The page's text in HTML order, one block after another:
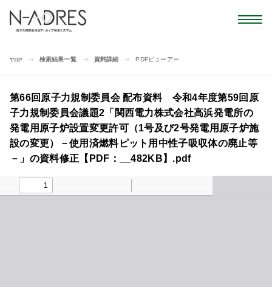
TOP 検索結果一覧 資料詳細 PDFビューアー
第66回原子力規制委員会 配布資料 令和4年度第59回原
子力規制委員会議題2「関西電力株式会社高浜発電所の
発電用原子炉設置変更許可（1号及び2号発電用原子炉施
設の変更）－使用済燃料ピット用中性子吸収体の廃止等
－」の資料修正【PDF：__482KB】.pdf